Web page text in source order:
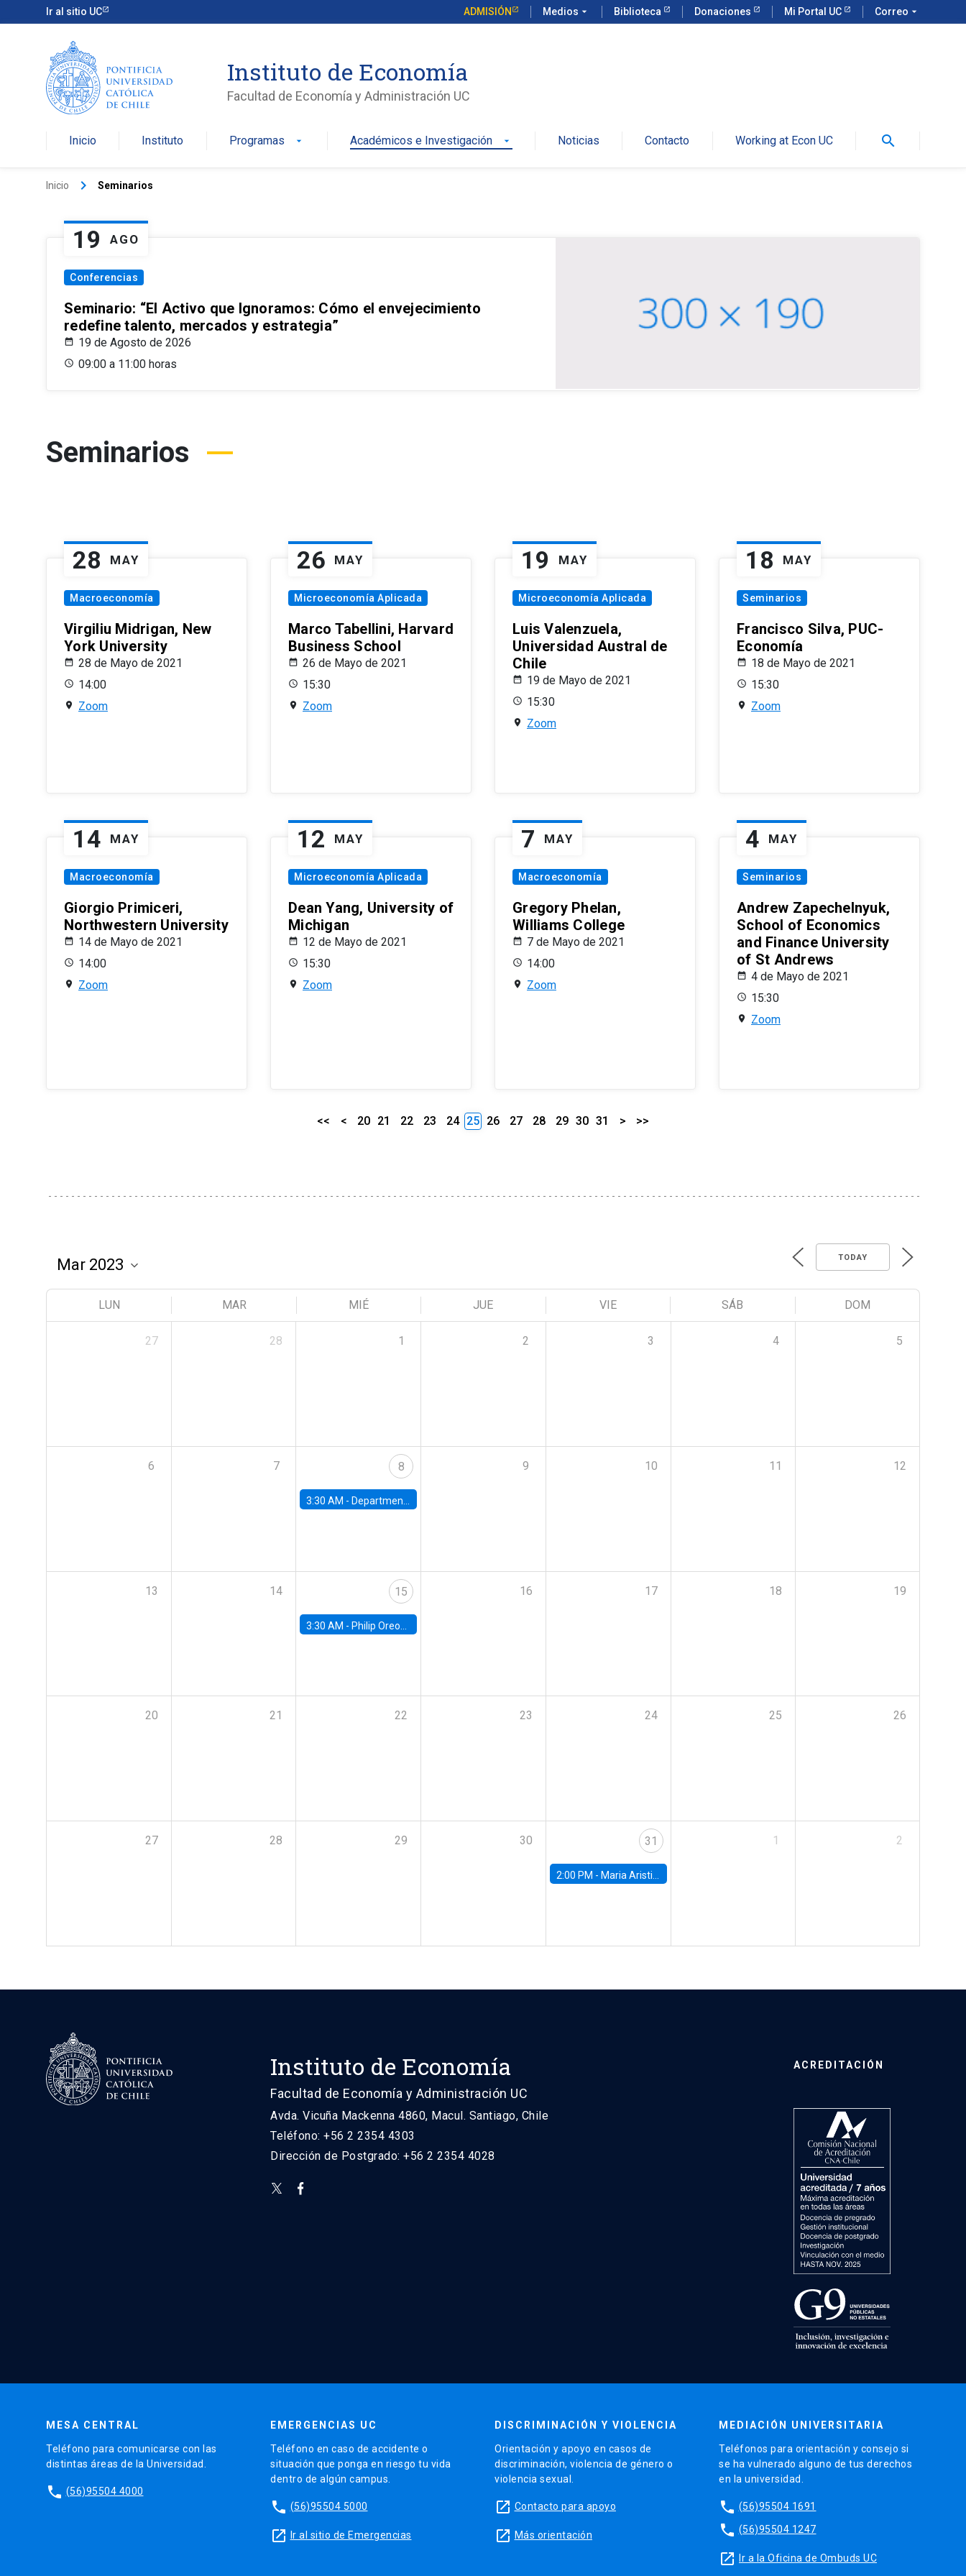
Ir al sitio UC ADMISIÓN Medios arrow_drop_down Biblioteca Donaciones Mi Portal UC Correo arrow_drop_down
Instituto de Economía
Facultad de Economía y Administración UC
Inicio Instituto Programas arrow_drop_down Académicos e Investigación arrow_drop_down Noticias Contacto Working at Econ UC search
Inicio keyboard_arrow_right Seminarios
19 AGO
Conferencias
Seminario: “El Activo que Ignoramos: Cómo el envejecimiento
redefine talento, mercados y estrategia”
19 de Agosto de 2026
09:00 a 11:00 horas
Seminarios
28 MAY
Macroeconomía
Virgiliu Midrigan, New
York University
28 de Mayo de 2021
14:00
Zoom
26 MAY
Microeconomía Aplicada
Marco Tabellini, Harvard
Business School
26 de Mayo de 2021
15:30
Zoom
19 MAY
Microeconomía Aplicada
Luis Valenzuela,
Universidad Austral de
Chile
19 de Mayo de 2021
15:30
Zoom
18 MAY
Seminarios
Francisco Silva, PUC-
Economía
18 de Mayo de 2021
15:30
Zoom
14 MAY
Macroeconomía
Giorgio Primiceri,
Northwestern University
14 de Mayo de 2021
14:00
Zoom
12 MAY
Microeconomía Aplicada
Dean Yang, University of
Michigan
12 de Mayo de 2021
15:30
Zoom
7 MAY
Macroeconomía
Gregory Phelan,
Williams College
7 de Mayo de 2021
14:00
Zoom
4 MAY
Seminarios
Andrew Zapechelnyuk,
School of Economics
and Finance University
of St Andrews
4 de Mayo de 2021
15:30
Zoom
<< < 20 21 22 23 24 25 26 27 28 29 30 31 > >>
TODAY
LUN MAR MIÉ JUE VIE SÁB DOM
27 28 1 2 3 4 5
6 7 8
3:30 AM - Department Seminar: James Robinson
9 10 11 12
13 14 15
3:30 AM - Philip Oreopolous, University of Toronto
16 17 18 19
20 21 22 23 24 25 26
27 28 29 30 31
2:00 PM - Maria Aristizabal-Ramirez, FED Board
1 2
Instituto de Economía
Facultad de Economía y Administración UC
Avda. Vicuña Mackenna 4860, Macul. Santiago, Chile
Teléfono: +56 2 2354 4303
Dirección de Postgrado: +56 2 2354 4028
ACREDITACIÓN
MESA CENTRAL
Teléfono para comunicarse con las
distintas áreas de la Universidad.
phone (56)95504 4000
EMERGENCIAS UC
Teléfono en caso de accidente o
situación que ponga en riesgo tu vida
dentro de algún campus.
phone (56)95504 5000
launch Ir al sitio de Emergencias
DISCRIMINACIÓN Y VIOLENCIA
Orientación y apoyo en casos de
discriminación, violencia de género o
violencia sexual.
launch Contacto para apoyo
launch Más orientación
MEDIACIÓN UNIVERSITARIA
Teléfonos para orientación y consejo si
se ha vulnerado alguno de tus derechos
en la universidad.
phone (56)95504 1691
phone (56)95504 1247
launch Ir a la Oficina de Ombuds UC